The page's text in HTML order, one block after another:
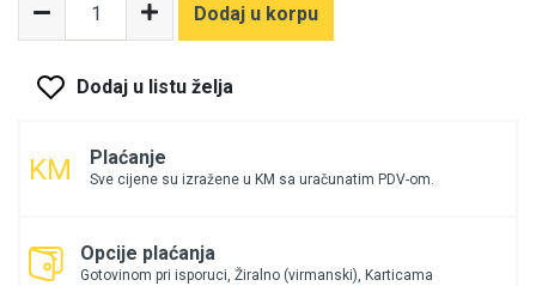
Dodaj u korpu
Dodaj u listu želja
Plaćanje
Sve cijene su izražene u KM sa uračunatim PDV-om.
Opcije plaćanja
Gotovinom pri isporuci, Žiralno (virmanski), Karticama